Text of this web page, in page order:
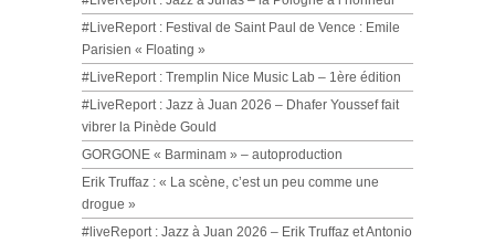
#LiveReport : Festival de Saint Paul de Vence : Emile
Parisien « Floating »
#LiveReport : Tremplin Nice Music Lab – 1ère édition
#LiveReport : Jazz à Juan 2026 – Dhafer Youssef fait
vibrer la Pinède Gould
GORGONE « Barminam » – autoproduction
Erik Truffaz : « La scène, c’est un peu comme une
drogue »
#liveReport : Jazz à Juan 2026 – Erik Truffaz et Antonio